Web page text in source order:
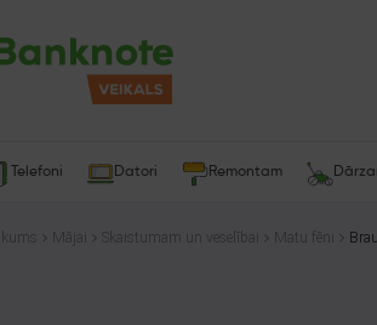
Telefoni Datori Remontam
Mājai Skaistumam un veselībai Matu fēni